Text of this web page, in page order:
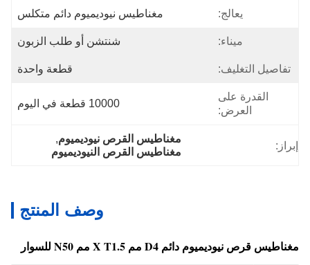
يعالج: مغناطيس نيوديميوم دائم متكلس
ميناء: شنتشن أو طلب الزبون
تفاصيل التغليف: قطعة واحدة
القدرة على
العرض:
10000 قطعة في اليوم
إبراز:
مغناطيس القرص نيوديميوم,
مغناطيس القرص النيوديميوم
وصف المنتج
مغناطيس قرص نيوديميوم دائم D4 مم X T1.5 مم N50 للسوار